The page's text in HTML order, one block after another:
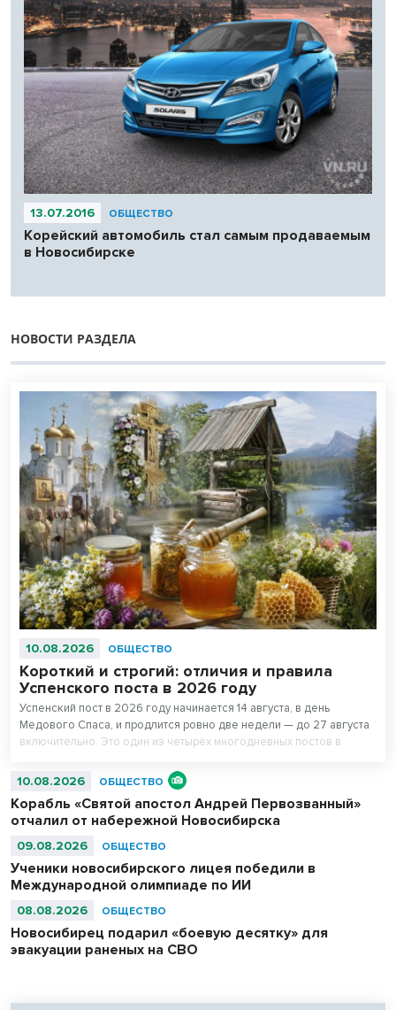
13.07.2016 ОБЩЕСТВО
Корейский автомобиль стал самым продаваемым
в Новосибирске
НОВОСТИ РАЗДЕЛА
10.08.2026 ОБЩЕСТВО
Короткий и строгий: отличия и правила
Успенского поста в 2026 году
Успенский пост в 2026 году начинается 14 августа, в день
Медового Спаса, и продлится ровно две недели — до 27 августа
включительно. Это один из четырёх многодневных постов в
считается таким же строгим, как и Великий пост.
10.08.2026 ОБЩЕСТВО
Корабль «Святой апостол Андрей Первозванный»
отчалил от набережной Новосибирска
09.08.2026 ОБЩЕСТВО
Ученики новосибирского лицея победили в
Международной олимпиаде по ИИ
08.08.2026 ОБЩЕСТВО
Новосибирец подарил «боевую десятку» для
эвакуации раненых на СВО